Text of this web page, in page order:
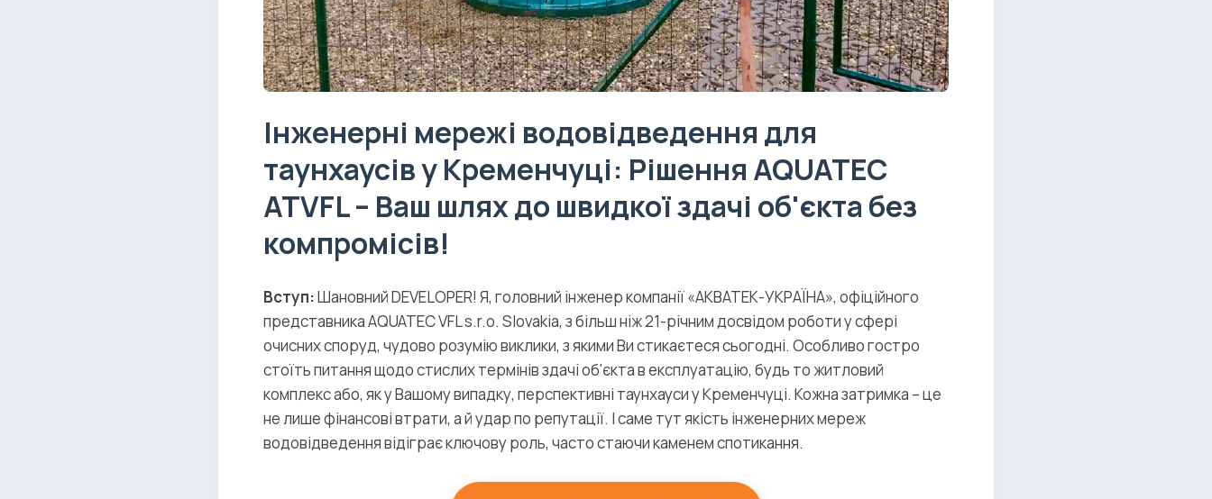
Інженерні мережі водовідведення для
таунхаусів у Кременчуці: Рішення AQUATEC
ATVFL – Ваш шлях до швидкої здачі об'єкта без
компромісів!
Вступ:Шановний DEVELOPER! Я, головний інженер компанії «АКВАТЕК-УКРАЇНА», офіційного
представника AQUATEC VFL s.r.o. Slovakia, з більш ніж 21-річним досвідом роботи у сфері
очисних споруд, чудово розумію виклики, з якими Ви стикаєтеся сьогодні. Особливо гостро
стоїть питання щодо стислих термінів здачі об'єкта в експлуатацію, будь то житловий
комплекс або, як у Вашому випадку, перспективні таунхауси у Кременчуці. Кожна затримка – це
не лише фінансові втрати, а й удар по репутації. І саме тут якість інженерних мереж
водовідведення відіграє ключову роль, часто стаючи каменем спотикання.